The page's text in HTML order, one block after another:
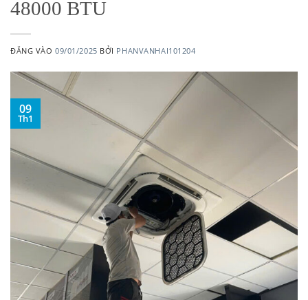
48000 BTU
ĐĂNG VÀO09/01/2025 BỞI PHANVANHAI101204
09
Th1